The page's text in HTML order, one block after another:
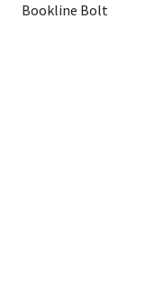
Bookline Bolt